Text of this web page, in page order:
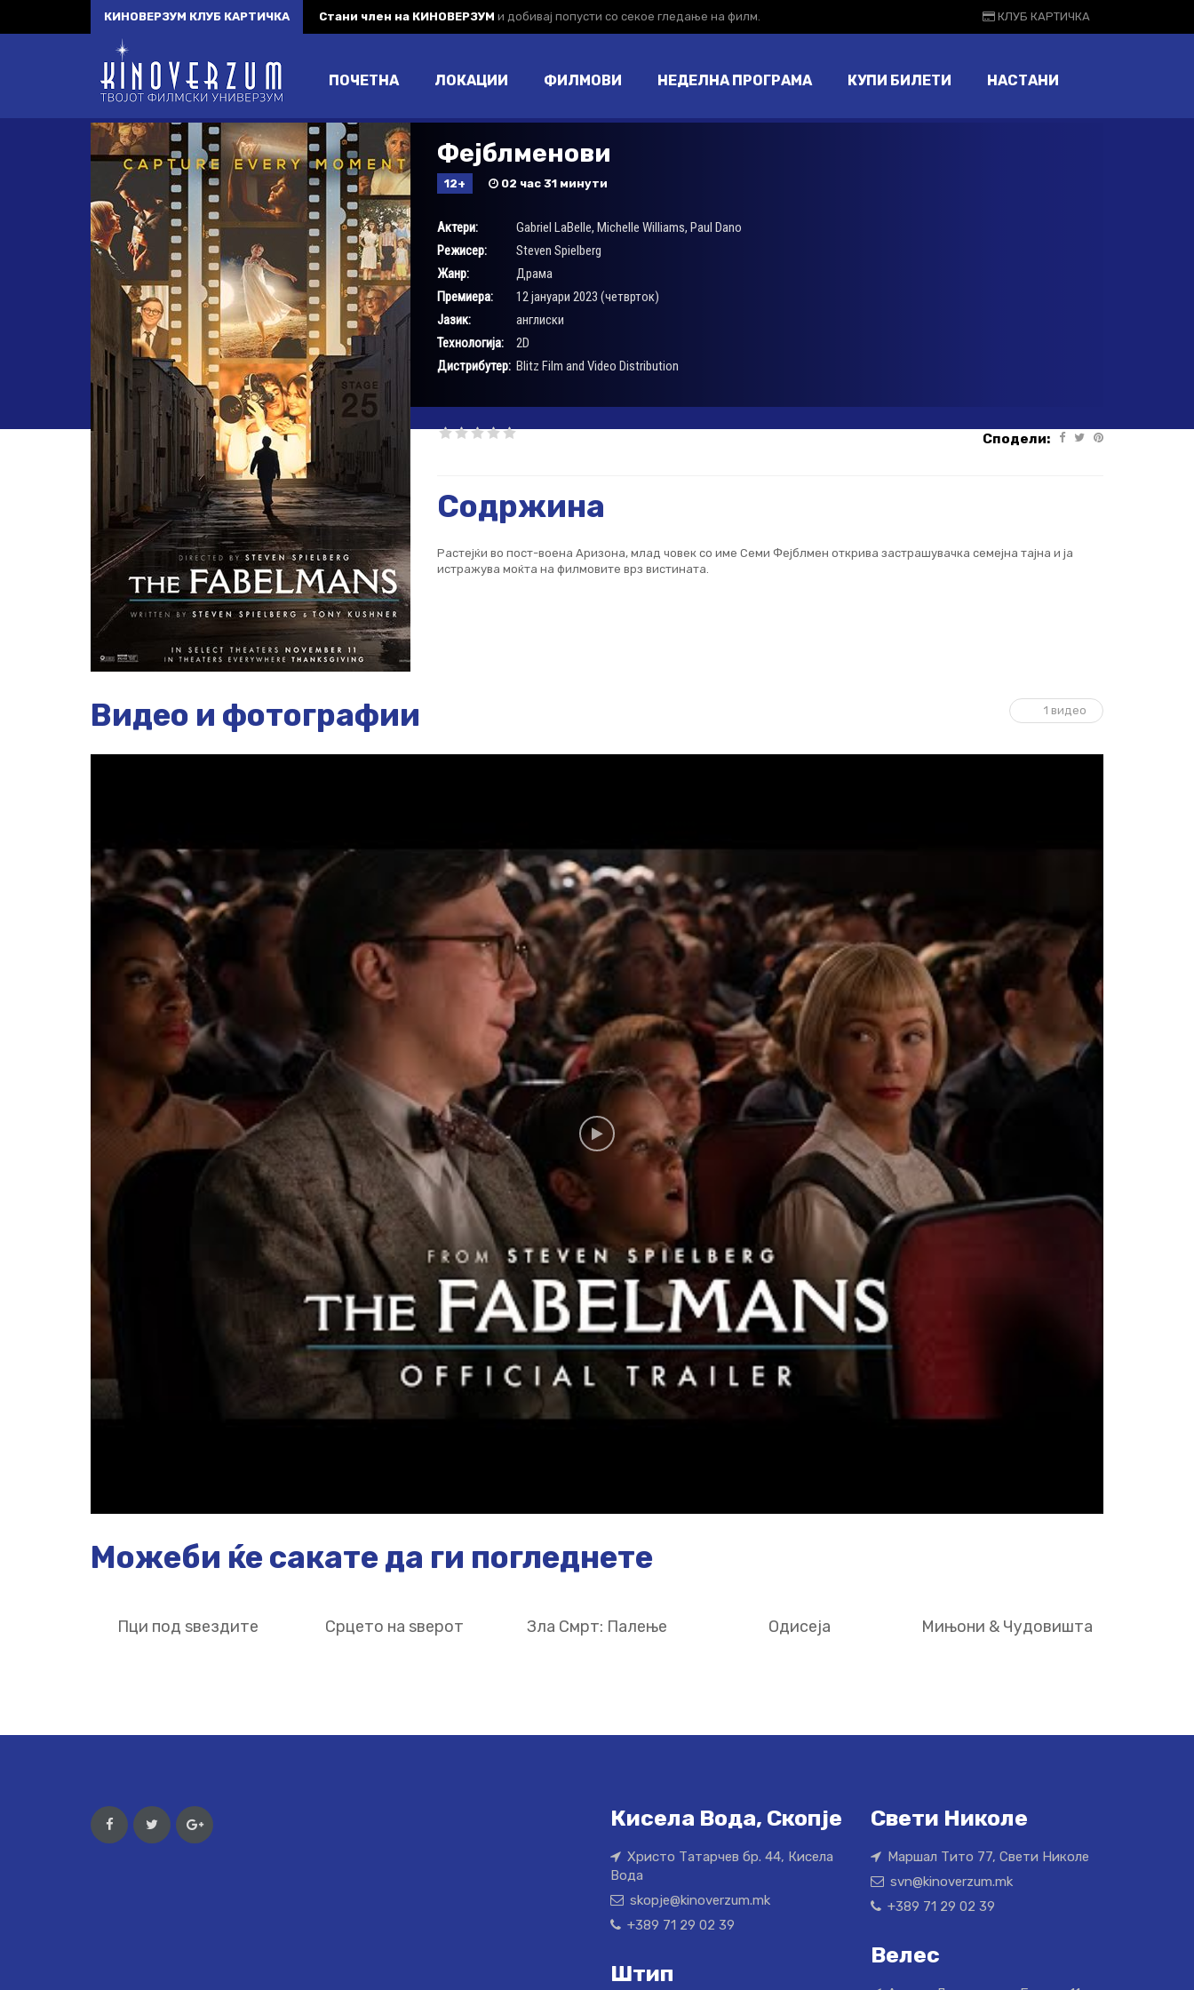
КИНОВЕРЗУМ КЛУБ КАРТИЧКА Стани член на КИНОВЕРЗУМ и добивај попусти со секое гледање на филм. КЛУБ КАРТИЧКА
ПОЧЕТНА ЛОКАЦИИ ФИЛМОВИ НЕДЕЛНА ПРОГРАМА КУПИ БИЛЕТИ НАСТАНИ
Фејблменови
12+ 02 час 31 минути
Актери: Gabriel LaBelle, Michelle Williams, Paul Dano
Режисер:
Steven Spielberg
Жанр:
Драма
Премиера:
12 јануари 2023 (четврток)
Јазик:
англиски
Технологија:
2D
Дистрибутер: Blitz Film and Video Distribution
Сподели:
Содржина
Растејќи во пост-воена Аризона, млад човек со име Семи Фејблмен открива застрaшувачка семејна тајна и ја
истражува моќта на филмовите врз вистината.
Видео и фотографии 1 видео
Можеби ќе сакате да ги погледнете
Пци под ѕвездите Срцето на ѕверот Зла Смрт: Палење Одисеја Мињони & Чудовишта
Кисела Вода, Скопје
Христо Татарчев бр. 44, Кисела
Вода
skopje@kinoverzum.mk
+389 71 29 02 39
Штип
Свети Николе
Маршал Тито 77, Свети Николе
svn@kinoverzum.mk
+389 71 29 02 39
Велес